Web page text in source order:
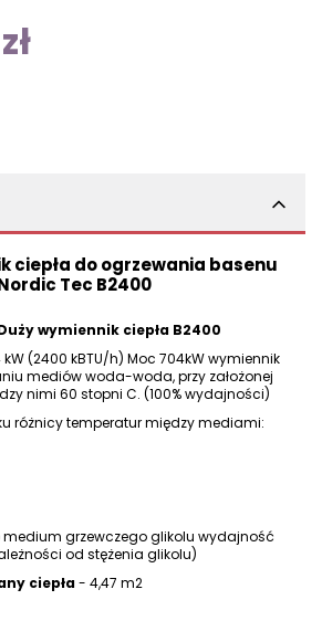
ciepła do ogrzewania basenu
Tec B2400
wymiennik ciepła B2400
(2400 kBTU/h) Moc 704kW wymiennik
mediów woda-woda, przy założonej
nimi 60 stopni C. (100% wydajności)
różnicy temperatur między mediami:
medium grzewczego glikolu wydajność
od stężenia glikolu)
ciepła- 4,47 m2